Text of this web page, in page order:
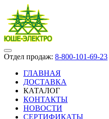
Отдел продаж: 8-800-101-69-23
ГЛАВНАЯ
ДОСТАВКА
КАТАЛОГ
КОНТАКТЫ
НОВОСТИ
СЕРТИФИКАТЫ